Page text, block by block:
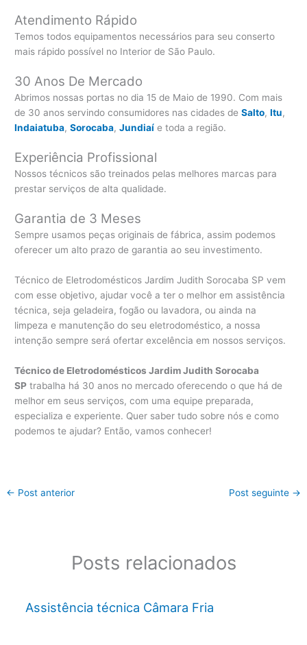
Atendimento Rápido
Temos todos equipamentos necessários para seu conserto
mais rápido possível no Interior de São Paulo.
30 Anos De Mercado
Abrimos nossas portas no dia 15 de Maio de 1990. Com mais
de 30 anos servindo consumidores nas cidades deSalto,Itu,
Indaiatuba,Sorocaba,Jundiaí e toda a região.
Experiência Profissional
Nossos técnicos são treinados pelas melhores marcas para
prestar serviços de alta qualidade.
Garantia de 3 Meses
Sempre usamos peças originais de fábrica, assim podemos
oferecer um alto prazo de garantia ao seu investimento.
Técnico de Eletrodomésticos Jardim Judith Sorocaba SP vem
com esse objetivo, ajudar você a ter o melhor em assistência
técnica, seja geladeira, fogão ou lavadora, ou ainda na
limpeza e manutenção do seu eletrodoméstico, a nossa
intenção sempre será ofertar excelência em nossos serviços.
Técnico de Eletrodomésticos Jardim Judith Sorocaba
SP trabalha há 30 anos no mercado oferecendo o que há de
melhor em seus serviços, com uma equipe preparada,
especializa e experiente. Quer saber tudo sobre nós e como
podemos te ajudar? Então, vamos conhecer!
← Post anterior Post seguinte →
Posts relacionados
Assistência técnica Câmara Fria